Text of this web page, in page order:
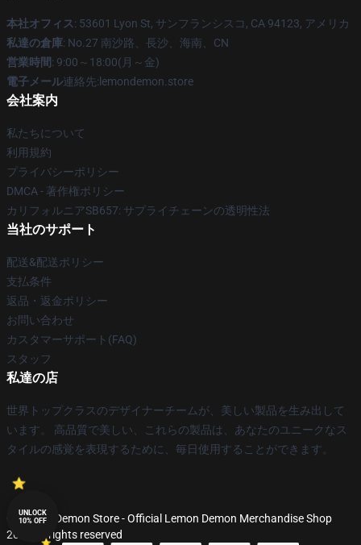
本社オフィス: 53601 Lyon St, サンフランシスコ, CA 94123, アメリカ
私達の倉庫: No.27 南沙路、長沙、海南、CN
営業時間: 9:00～18:00(月～金)
電子メール連絡先:lemondemon.store
会社案内
私たちについて
利用規約
プライバシーポリシー
DMCA - 著作権ポリシー
カリフォルニアSB657: サプライチェーンの透明性法
当社のサポート
配送&配送ポリシー
支払条件
返品・返金ポリシー
お問い合わせ
カスタマーサポート(FAQ)
スタッフ
私達の店
世界トップクラスのデザイナーチームが、美しい製品を生み出して
います。 高品質で美しい、これらの製品は、あなたのユニークなス
タイルの感覚を表現するために、毎日使用することができます。
© Lemon Demon Store - Official Lemon Demon Merchandise Shop
2026 all rights reserved
UNLOCK
10% OFF